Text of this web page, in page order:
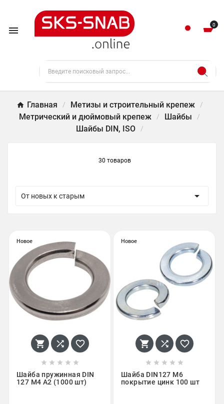
 0
Главная
Метизы и строительный крепеж
Метрический и дюймовый крепеж
Шайбы
Шайбы DIN, ISO
30 товаров
От новых к старым 
Новое
  
    
Шайба пружинная DIN
127 M4 А2 (1000 шт)
Новое
  
    
Шайба DIN127 М6
покрытие цинк 100 шт